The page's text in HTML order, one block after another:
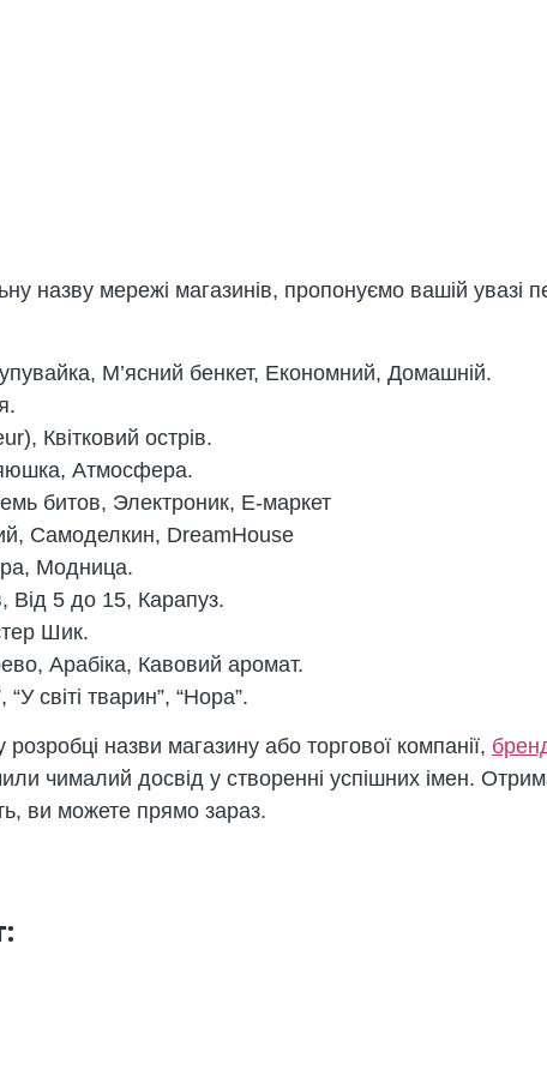
мережі магазинів, пропонуємо вашій увазі
М’ясний бенкет, Економний, Домашній.
Квітковий острів.
Атмосфера.
битов, Электроник, Е-маркет
Самоделкин, DreamHouse
Модница.
Від 5 до 15, Карапуз.
Шик.
Арабіка, Кавовий аромат.
світі тварин”, “Нора”.
назви магазину або торгової компанії,
чималий досвід у створенні успішних імен.
ви можете прямо зараз.